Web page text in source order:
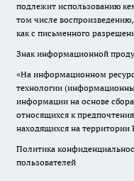
подлежит использованию
том числе
как с письменного
Знак информационной
«На информационном
технологии
информации на основе
относящихся к
находящихся на территории
Политика
пользователей